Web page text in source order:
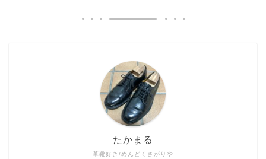
革靴好き/めんどくさがりや
たかまる